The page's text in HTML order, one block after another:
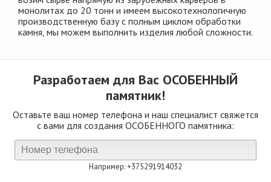
монолитах до 20 тонн и имеем высокотехнологичную
производственную базу с полным циклом обработки
камня, мы можем выполнить изделия любой сложности.
Разработаем для Вас ОСОБЕННЫЙ
памятник!
Оставьте ваш номер телефона и наш специалист свяжется
с вами для создания ОСОБЕННОГО памятника:
Например: +375291914032